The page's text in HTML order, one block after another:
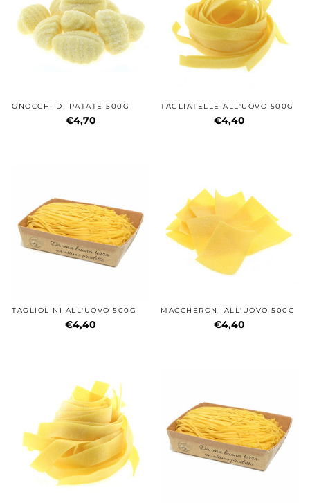
GNOCCHI DI PATATE 500G
€4,70
TAGLIATELLE ALL'UOVO 500G
€4,40
TAGLIOLINI ALL'UOVO 500G
€4,40
MACCHERONI ALL'UOVO 500G
€4,40